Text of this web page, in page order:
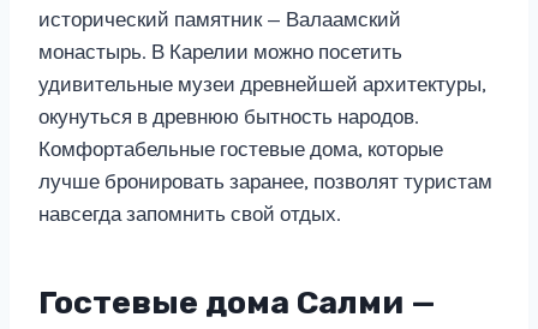
исторический памятник — Валаамский
монастырь. В Карелии можно посетить
удивительные музеи древнейшей архитектуры,
окунуться в древнюю бытность народов.
Комфортабельные гостевые дома, которые
лучше бронировать заранее, позволят туристам
навсегда запомнить свой отдых.
Гостевые дома Салми —